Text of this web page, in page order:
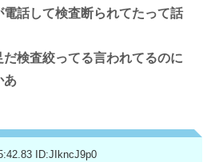
話して検査断られてたって話
検査絞ってる言われてるのに
あ
ID:JIkncJ9p0